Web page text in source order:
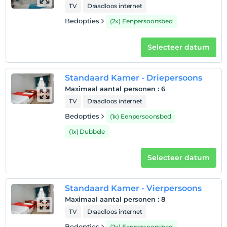
Na 11:00
Huisdieren niet toegestaan
roken
rookvrije kamers
kinderen
Baby's jonger dan 2 worden niet in rekening gebracht
Faciliteit heeft geen gratis voor kinderen-beleid
TV Draadloos internet
Bedopties (2x) Eenpersoonsbed
Selecteer datum
Standaard Kamer - Driepersoons
Maximaal aantal personen : 6
TV Draadloos internet
Bedopties
(1x) Eenpersoonsbed
(1x) Dubbele
Selecteer datum
Standaard Kamer - Vierpersoons
Maximaal aantal personen : 8
TV Draadloos internet